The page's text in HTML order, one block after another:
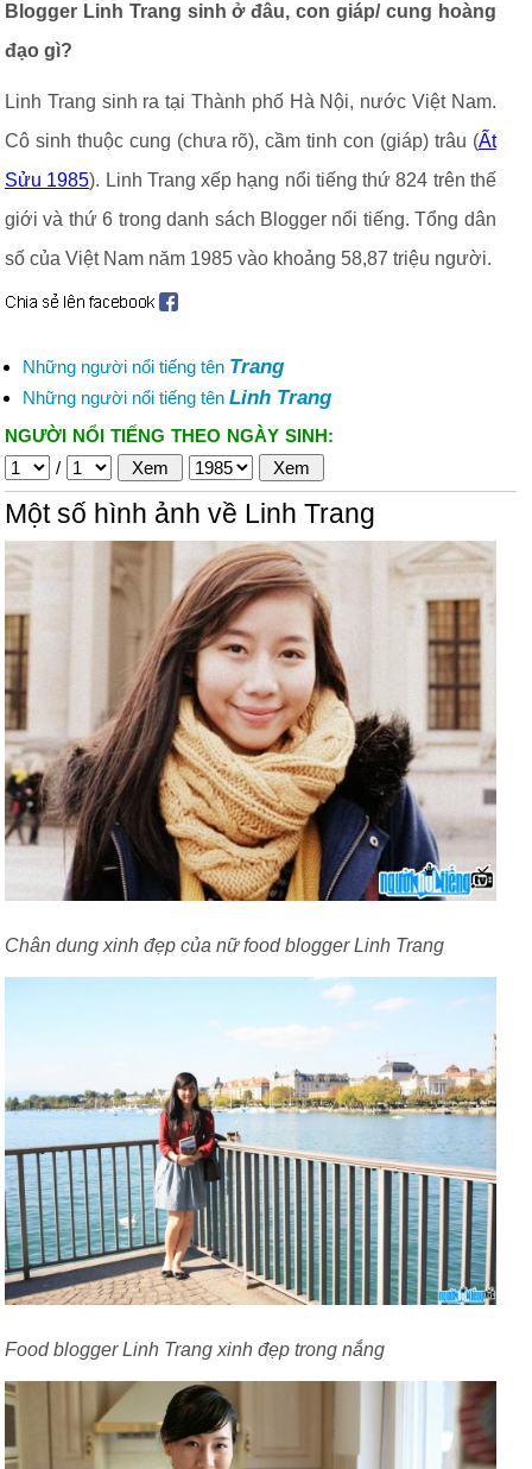
Blogger Linh Trang sinh ở đâu, con giáp/ cung hoàng
đạo gì?
Linh Trang sinh ra tại Thành phố Hà Nội, nước Việt Nam.
Cô sinh thuộc cung (chưa rõ), cầm tinh con (giáp) trâu (Ất
Sửu 1985). Linh Trang xếp hạng nổi tiếng thứ 824 trên thế
giới và thứ 6 trong danh sách Blogger nổi tiếng. Tổng dân
số của Việt Nam năm 1985 vào khoảng 58,87 triệu người.
Những người nổi tiếng tên Trang
Những người nổi tiếng tên Linh Trang
NGƯỜI NỔI TIẾNG THEO NGÀY SINH:
/
Một số hình ảnh về Linh Trang
Chân dung xinh đẹp của nữ food blogger Linh Trang
Food blogger Linh Trang xinh đẹp trong nắng